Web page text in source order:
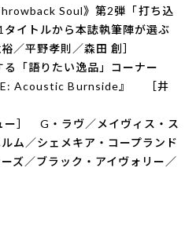
Soul》第2弾「打ち込
イトルから本誌執筆陣が選ぶ
／平野孝則／森田 創］
「語りたい逸品」コーナー
Acoustic Burnside』 ［井
］ G・ラヴ／メイヴィス・ス
ム／シェメキア・コープランド
ズ／ブラック・アイヴォリー／